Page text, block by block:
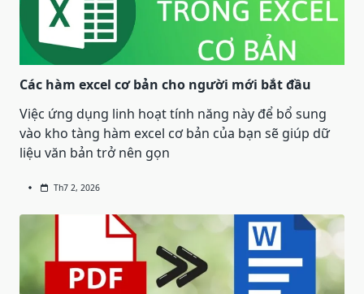
Các hàm excel cơ bản cho người mới bắt đầu
Việc ứng dụng linh hoạt tính năng này để bổ sung
vào kho tàng hàm excel cơ bản của bạn sẽ giúp dữ
liệu văn bản trở nên gọn
Th7 2, 2026